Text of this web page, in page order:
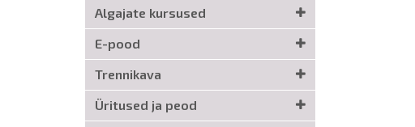
Algajate kursused
E-pood
Trennikava
Üritused ja peod